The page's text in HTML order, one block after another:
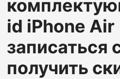
id iPhone Air
записаться
получить